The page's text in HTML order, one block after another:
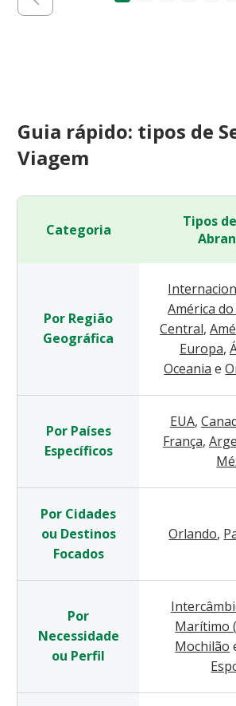
Guia rápido: tipos de
Viagem
Categoria
Tipos
Por Região
Geográfica
América do
Central,
Europa,
Oceania e
Por Países
Específicos
EUA,
França,
Por Cidades
ou Destinos
Focados
Orlando,
Por
Necessidade
ou Perfil
Marítimo
Mochilão